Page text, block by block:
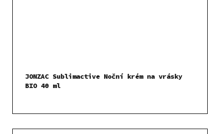
JONZAC Sublimactive Noční krém na vrásky
BIO 40 ml